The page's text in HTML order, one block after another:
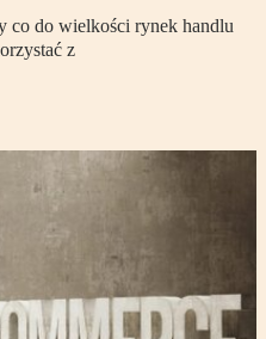
co do wielkości rynek handlu
z